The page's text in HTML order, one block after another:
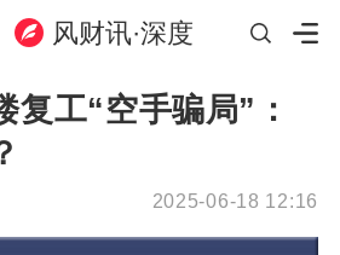
风财讯·深度
复工“空手骗局”：
2025-06-18 12:16